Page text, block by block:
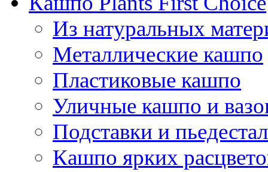
Из натуральных
Металлические кашпо
Пластиковые кашпо
Уличные кашпо и
Подставки и
Кашпо ярких